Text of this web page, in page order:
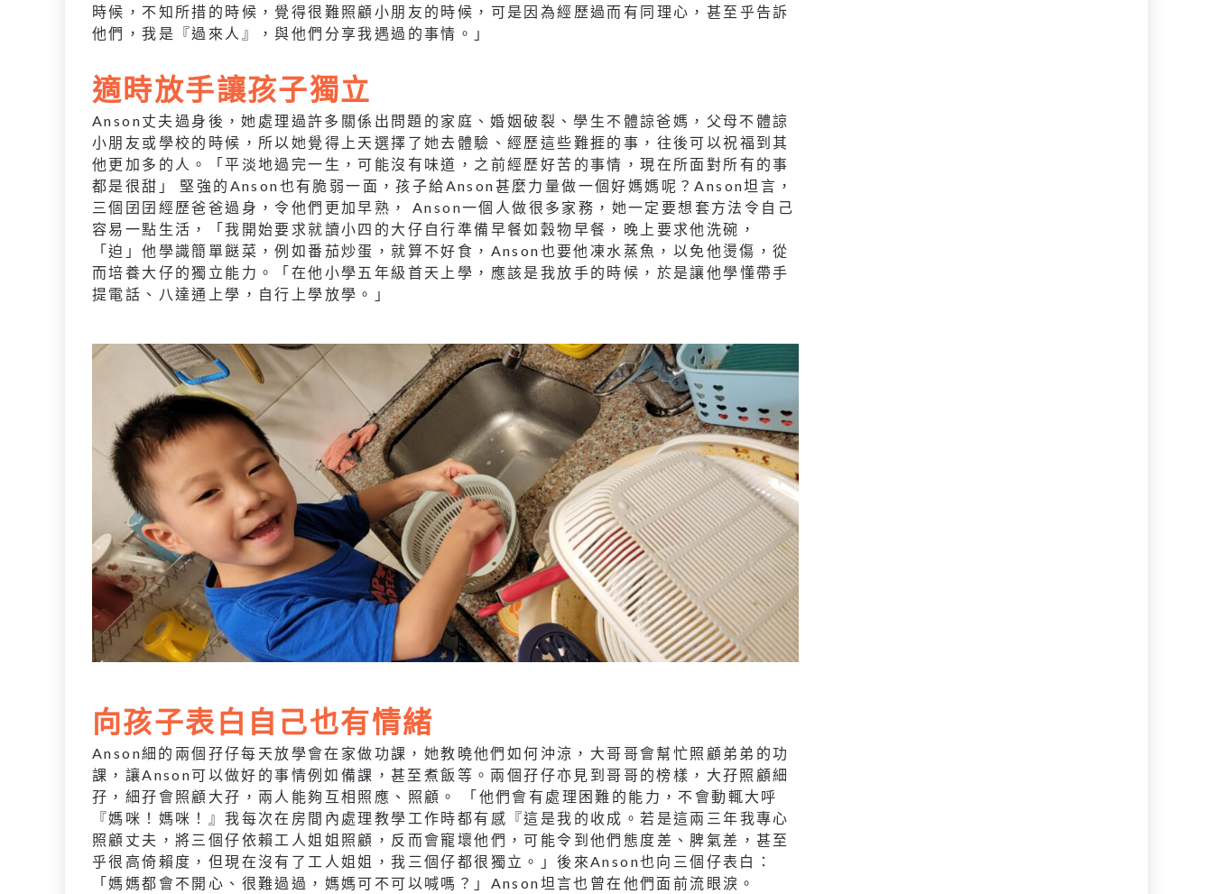
時候，不知所措的時候，覺得很難照顧小朋友的時候，可是因為經歷過而有同理心，甚至乎告訴
他們，我是『過來人』，與他們分享我遇過的事情。」
適時放手讓孩子獨立
Anson丈夫過身後，她處理過許多關係出問題的家庭、婚姻破裂、學生不體諒爸媽，父母不體諒
小朋友或學校的時候，所以她覺得上天選擇了她去體驗、經歷這些難捱的事，往後可以祝福到其
他更加多的人。「平淡地過完一生，可能沒有味道，之前經歷好苦的事情，現在所面對所有的事
都是很甜」 堅強的Anson也有脆弱一面，孩子給Anson甚麼力量做一個好媽媽呢？Anson坦言，
三個囝囝經歷爸爸過身，令他們更加早熟， Anson一個人做很多家務，她一定要想套方法令自己
容易一點生活，「我開始要求就讀小四的大仔自行準備早餐如穀物早餐，晚上要求他洗碗，
「迫」他學識簡單餸菜，例如番茄炒蛋，就算不好食，Anson也要他凍水蒸魚，以免他燙傷，從
而培養大仔的獨立能力。「在他小學五年級首天上學，應該是我放手的時候，於是讓他學懂帶手
提電話、八達通上學，自行上學放學。」
向孩子表白自己也有情緒
Anson細的兩個孖仔每天放學會在家做功課，她教曉他們如何沖涼，大哥哥會幫忙照顧弟弟的功
課，讓Anson可以做好的事情例如備課，甚至煮飯等。兩個孖仔亦見到哥哥的榜樣，大孖照顧細
孖，細孖會照顧大孖，兩人能夠互相照應、照顧。 「他們會有處理困難的能力，不會動輒大呼
『媽咪！媽咪！』我每次在房間內處理教學工作時都有感『這是我的收成。若是這兩三年我專心
照顧丈夫，將三個仔依賴工人姐姐照顧，反而會寵壞他們，可能令到他們態度差、脾氣差，甚至
乎很高倚賴度，但現在沒有了工人姐姐，我三個仔都很獨立。」後來Anson也向三個仔表白：
「媽媽都會不開心、很難過過，媽媽可不可以喊嗎？」Anson坦言也曾在他們面前流眼淚。